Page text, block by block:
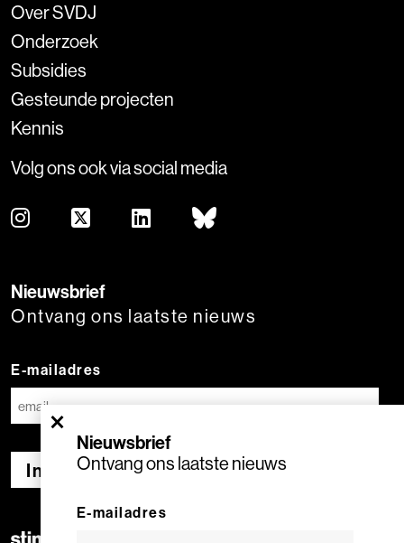
×
Nieuwsbrief
Ontvang ons laatste nieuws
E-mailadres
Over SVDJ
Onderzoek
Subsidies
Gesteunde projecten
Kennis
Volg ons ook via social media
Nieuwsbrief
Ontvang ons laatste nieuws
E-mailadres
Inschrijven